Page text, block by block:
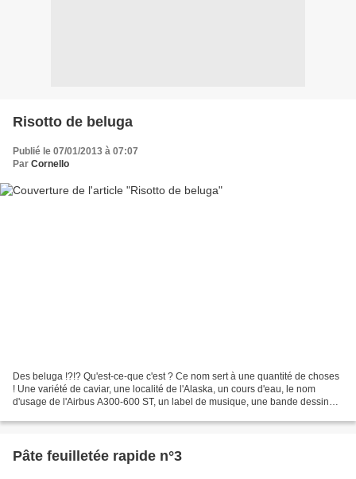
Risotto de beluga
Publié le 07/01/2013 à 07:07
Par Cornello
Des beluga !?!? Qu'est-ce-que c'est ? Ce nom sert à une quantité de choses
! Une variété de caviar, une localité de l'Alaska, un cours d'eau, le nom
d'usage de l'Airbus A300-600 ST, un label de musique, une bande dessinée
Pâte feuilletée rapide n°3